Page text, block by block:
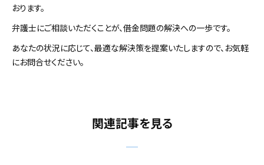
おります。
弁護士にご相談いただくことが、借金問題の解決への一歩です。
あなたの状況に応じて、最適な解決策を提案いたしますので、お気軽
にお問合せください。
関連記事を見る